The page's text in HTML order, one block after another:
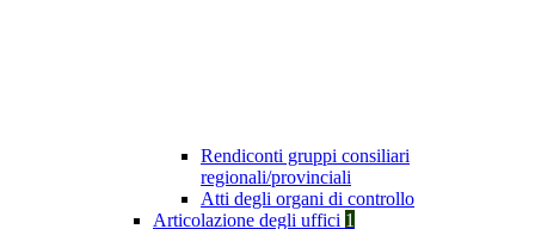
Rendiconti gruppi consiliari
regionali/provinciali
Atti degli organi di controllo
Articolazione degli uffici 1